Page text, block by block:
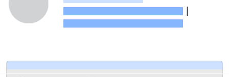
|